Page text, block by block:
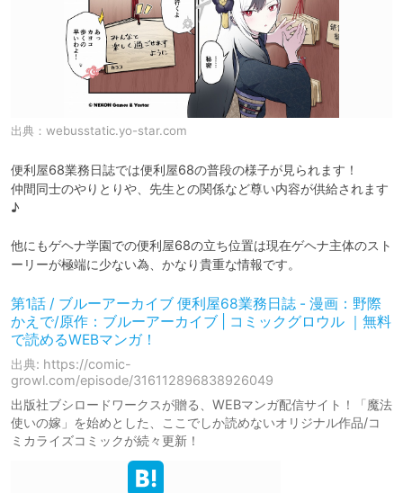
出典： webusstatic.yo-star.com
便利屋68業務日誌では便利屋68の普段の様子が見られます！
仲間同士のやりとりや、先生との関係など尊い内容が供給されます
♪
他にもゲヘナ学園での便利屋68の立ち位置は現在ゲヘナ主体のスト
ーリーが極端に少ない為、かなり貴重な情報です。
第1話 / ブルーアーカイブ 便利屋68業務日誌 - 漫画：野際
かえで/原作：ブルーアーカイブ | コミックグロウル ｜無料
で読めるWEBマンガ！
出典: https://comic-
growl.com/episode/316112896838926049
出版社ブシロードワークスが贈る、WEBマンガ配信サイト！「魔法
使いの嫁」を始めとした、ここでしか読めないオリジナル作品/コ
ミカライズコミックが続々更新！